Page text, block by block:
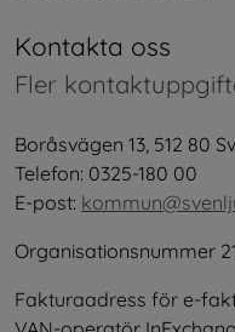
Kontakta oss
Fler
Boråsvägen 13, 512 80
Telefon: 0325-180 00
E-post:
Organisationsnummer
Fakturaadress för e-